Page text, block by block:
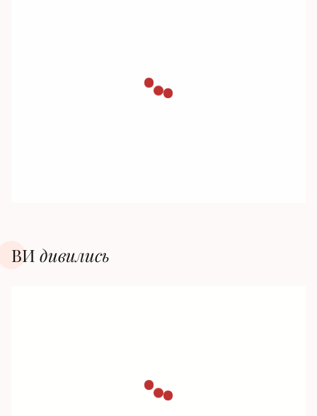
ВИ дивилиcь